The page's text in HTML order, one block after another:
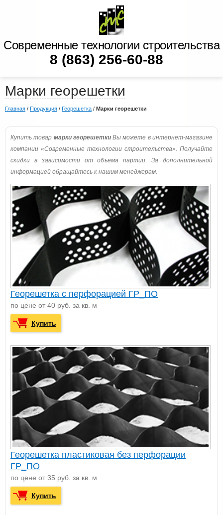
Современные технологии строительства
8 (863) 256-60-88
Марки георешетки
Главная / Продукция / Георешетка / Марки георешетки
Купить товар марки георешеткиВы можете в интернет-магазине
компании «Современные технологии строительства». Получайте
скидки в зависимости от объема партии. За дополнительной
информацией обращайтесь к нашим менеджерам.
Георешетка с перфорацией ГР_ПО
по цене от 40 руб. за кв. м
Купить
Георешетка пластиковая без перфорации
ГР_ПО
по цене от 35 руб. за кв. м
Купить